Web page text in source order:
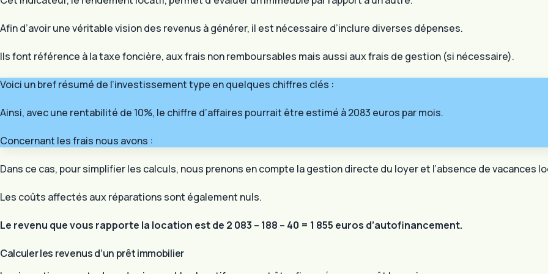
Afin d’avoir une véritable vision des revenus à générer, il est nécessaire d’inclure diverses dépenses.
Ils font référence à la taxe foncière, aux frais non remboursables mais aussi aux frais de gestion (si nécessaire).
Voici un bref résumé de l’investissement type en quelques chiffres clés :
Ainsi, avec une rentabilité de 10%, le chiffre d’affaires pourrait être estimé à 2083 euros par mois.
Concernant les frais nous avons :
Dans ce cas, pour simplifier les calculs, nous prenons en compte la gestion directe du loyer et l’absence de vacances
Les coûts affectés aux réparations sont également nuls.
Le revenu que vous rapporte la location est de 2 083 – 188 – 40 = 1 855 euros d’autofinancement.
Calculer les revenus d’un prêt immobilier